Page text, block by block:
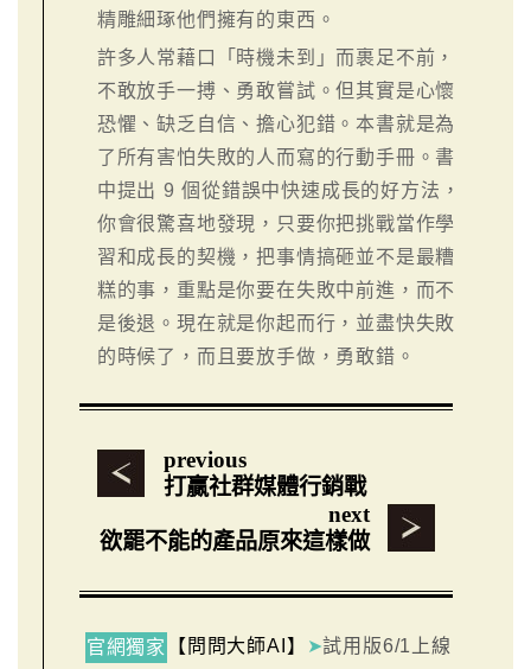
精雕細琢他們擁有的東西。
許多人常藉口「時機未到」而裹足不前，
不敢放手一搏、勇敢嘗試。但其實是心懷
恐懼、缺乏自信、擔心犯錯。本書就是為
了所有害怕失敗的人而寫的行動手冊。書
中提出 9 個從錯誤中快速成長的好方法，
你會很驚喜地發現，只要你把挑戰當作學
習和成長的契機，把事情搞砸並不是最糟
糕的事，重點是你要在失敗中前進，而不
是後退。現在就是你起而行，並盡快失敗
的時候了，而且要放手做，勇敢錯。
previous
打贏社群媒體行銷戰
next
欲罷不能的產品原來這樣做
官網獨家 【問問大師AI】 ➤試用版6/1上線